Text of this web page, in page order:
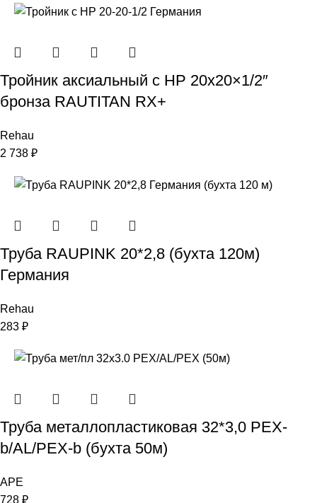
Тройник аксиальный с НР 20х20×1/2″
бронза RAUTITAN RX+
Rehau
2 738 ₽
Труба RAUPINK 20*2,8 (бухта 120м)
Германия
Rehau
283 ₽
Труба металлопластиковая 32*3,0 PEX-
b/AL/PEX-b (бухта 50м)
APE
728 ₽